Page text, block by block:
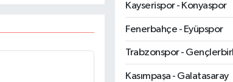
Kayserispor - Konyaspor
Fenerbahçe - Eyüpspor
Trabzonspor -
Kasımpaşa - Galatasaray